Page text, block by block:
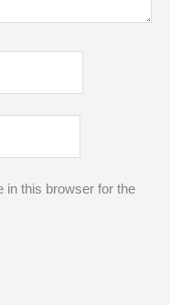
in this browser for the